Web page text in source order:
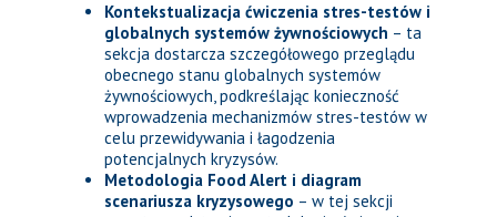
Kontekstualizacja ćwiczenia stres-testów i
globalnych systemów żywnościowych – ta
sekcja dostarcza szczegółowego przeglądu
obecnego stanu globalnych systemów
żywnościowych, podkreślając konieczność
wprowadzenia mechanizmów stres-testów w
celu przewidywania i łagodzenia
potencjalnych kryzysów.
Metodologia Food Alert i diagram
scenariusza kryzysowego – w tej sekcji